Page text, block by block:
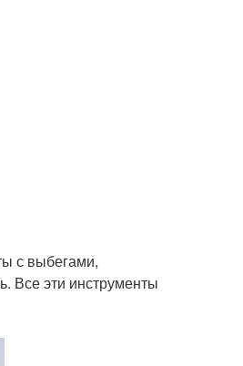
с выбегами,
Все эти инструменты